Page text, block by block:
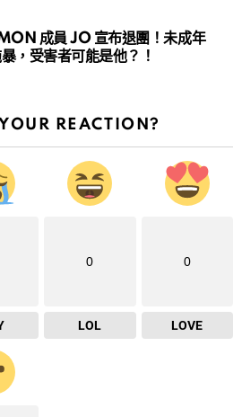
成員 JO 宣布退團！未成年
，受害者可能是他？！
REACTION?
0
LOL
0
LOVE